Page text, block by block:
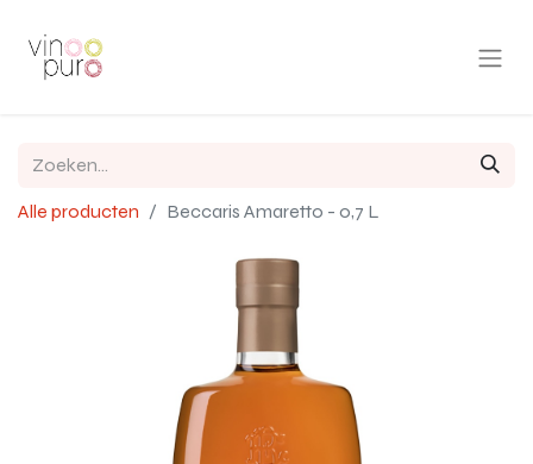
Alle producten Beccaris Amaretto - 0,7 L